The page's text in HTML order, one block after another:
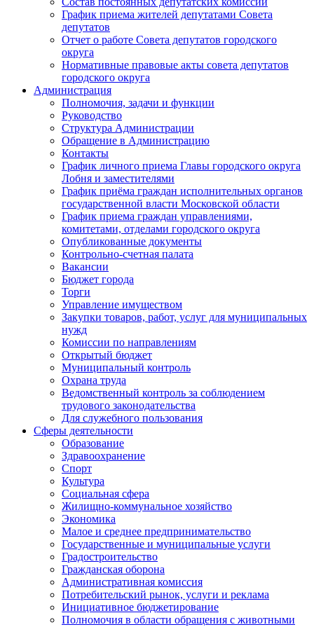
График приема жителей депутатами Совета
депутатов
Отчет о работе Совета депутатов городского
округа
Нормативные правовые акты совета депутатов
городского округа
Администрация
Полномочия, задачи и функции
Руководство
Структура Администрации
Обращение в Администрацию
Контакты
График личного приема Главы городского округа
Лобня и заместителями
График приёма граждан исполнительных органов
государственной власти Московской области
График приема граждан управлениями,
комитетами, отделами городского округа
Опубликованные документы
Контрольно-счетная палата
Вакансии
Бюджет города
Торги
Управление имуществом
Закупки товаров, работ, услуг для муниципальных
нужд
Комиссии по направлениям
Открытый бюджет
Муниципальный контроль
Охрана труда
Ведомственный контроль за соблюдением
трудового законодательства
Для служебного пользования
Сферы деятельности
Образование
Здравоохранение
Спорт
Культура
Социальная сфера
Жилищно-коммунальное хозяйство
Экономика
Малое и среднее предпринимательство
Государственные и муниципальные услуги
Градостроительство
Гражданская оборона
Административная комиссия
Потребительский рынок, услуги и реклама
Инициативное бюджетирование
Полномочия в области обращения с животными